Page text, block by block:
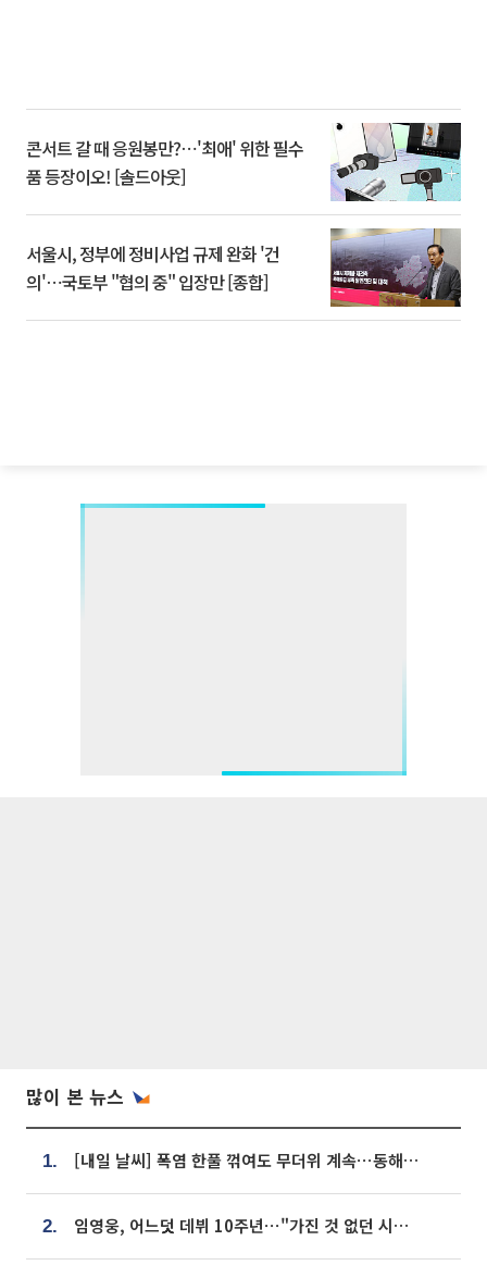
콘서트 갈 때 응원봉만?⋯'최애' 위한 필수
품 등장이오! [솔드아웃]
서울시, 정부에 정비사업 규제 완화 '건
의'⋯국토부 "협의 중" 입장만 [종합]
많이 본 뉴스
1. [내일 날씨] 폭염 한풀 꺾여도 무더위 계속⋯동해안 이틀 연속 비
2. 임영웅, 어느덧 데뷔 10주년⋯"가진 것 없던 시절, 내 앞엔 20명의 팬뿐"